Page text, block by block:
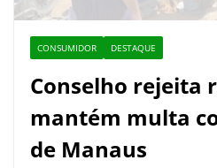
CONSUMIDOR DESTAQUE
Conselho rejeita
mantém multa
de Manaus